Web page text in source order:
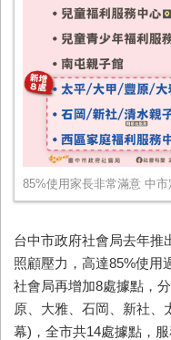
85%使用家長非常滿意 中
台中市政府社會局去年推
照顧壓力，高達85%使用
社會局再增加8處據點，
原、大雅、石岡、新社、
幕) ，全市共14處據點，服